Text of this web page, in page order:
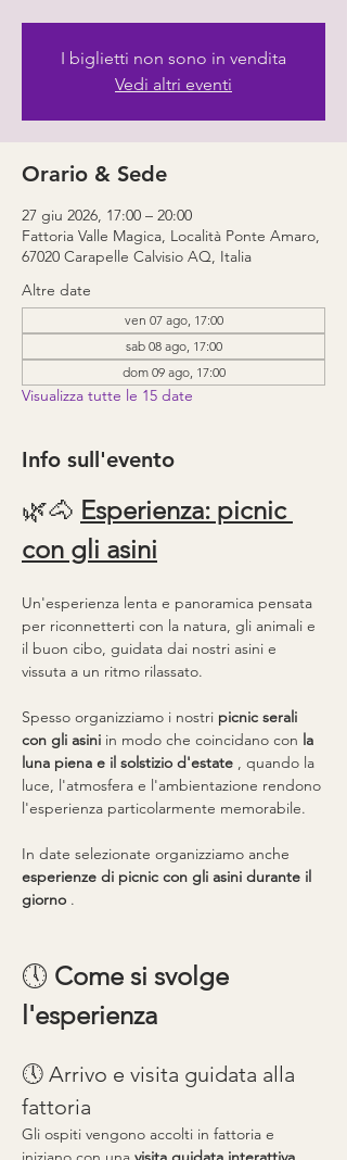
I biglietti non sono in vendita
Vedi altri eventi
Orario & Sede
27 giu 2026, 17:00 – 20:00
Fattoria Valle Magica, Località Ponte Amaro,
67020 Carapelle Calvisio AQ, Italia
Altre date
ven 07 ago, 17:00
sab 08 ago, 17:00
dom 09 ago, 17:00
Visualizza tutte le 15 date
Info sull'evento
🌿🐴 Esperienza: picnic
con gli asini
Un'esperienza lenta e panoramica pensata
per riconnetterti con la natura, gli animali e
il buon cibo, guidata dai nostri asini e
vissuta a un ritmo rilassato.
Spesso organizziamo i nostri picnic serali
con gli asini in modo che coincidano con la
luna piena e il solstizio d'estate , quando la
luce, l'atmosfera e l'ambientazione rendono
l'esperienza particolarmente memorabile.
In date selezionate organizziamo anche
esperienze di picnic con gli asini durante il
giorno .
🕔 Come si svolge
l'esperienza
🕔 Arrivo e visita guidata alla
fattoria
Gli ospiti vengono accolti in fattoria e